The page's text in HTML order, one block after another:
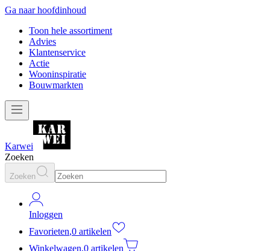
Ga naar hoofdinhoud
Toon hele assortiment
Advies
Klantenservice
Actie
Wooninspiratie
Bouwmarkten
Karwei
Zoeken
Zoeken
Inloggen
Favorieten,0 artikelen
Winkelwagen,0 artikelen